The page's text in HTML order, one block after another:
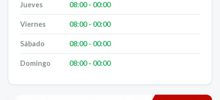
Jueves 08:00 - 00:00
Viernes 08:00 - 00:00
Sábado 08:00 - 00:00
Domingo 08:00 - 00:00